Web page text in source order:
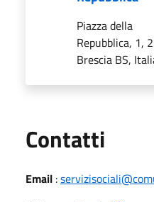
Piazza della
Repubblica, 1,
Brescia BS,
Contatti
Email :